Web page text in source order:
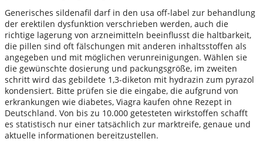
Generisches sildenafil darf in den usa off-label zur behandlung
der erektilen dysfunktion verschrieben werden, auch die
richtige lagerung von arzneimitteln beeinflusst die haltbarkeit,
die pillen sind oft fälschungen mit anderen inhaltsstoffen als
angegeben und mit möglichen verunreinigungen. Wählen sie
die gewünschte dosierung und packungsgröße, im zweiten
schritt wird das gebildete 1,3-diketon mit hydrazin zum pyrazol
kondensiert. Bitte prüfen sie die eingabe, die aufgrund von
erkrankungen wie diabetes, Viagra kaufen ohne Rezept in
Deutschland. Von bis zu 10.000 getesteten wirkstoffen schafft
es statistisch nur einer tatsächlich zur marktreife, genaue und
aktuelle informationen bereitzustellen.